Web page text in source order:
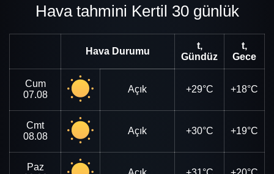
Hava tahmini Kertil 30 günlük
Hava Durumu
t,
Gündüz
t,
Gece
Cum
07.08
Açık +29°C +18°C
Cmt
08.08
Açık +30°C +19°C
Paz